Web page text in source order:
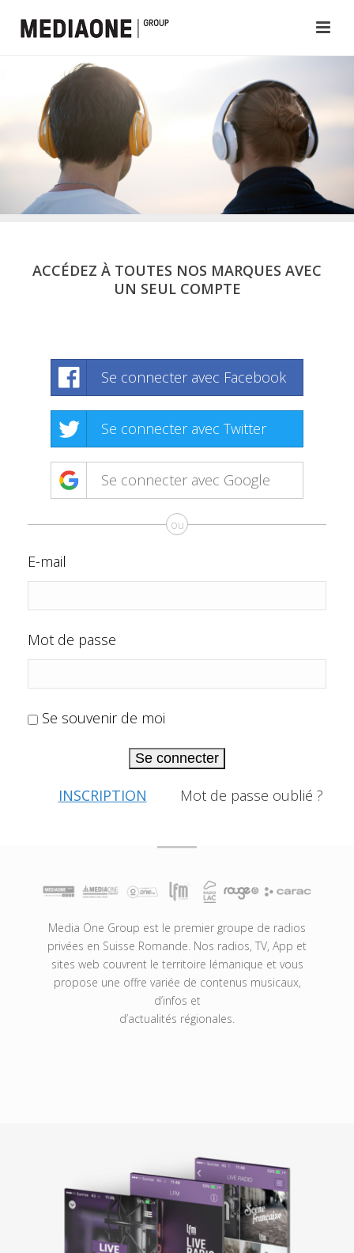
ACCÉDEZ À TOUTES NOS MARQUES AVEC
UN SEUL COMPTE
Se connecter avec Facebook
Se connecter avec Twitter
Se connecter avec Google
ou
E-mail
Mot de passe
Se souvenir de moi
Se connecter
INSCRIPTION Mot de passe oublié ?
Media One Group est le premier groupe de radios
privées en Suisse Romande. Nos radios, TV, App et
sites web couvrent le territoire lémanique et vous
propose une offre variée de contenus musicaux,
d’infos et
d’actualités régionales.